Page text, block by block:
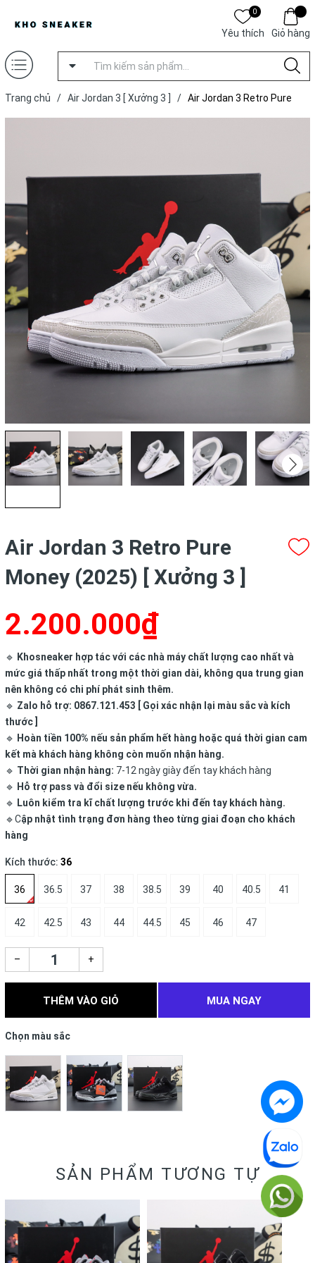
0
Yêu thích Giỏ hàng
Trang chủ / Air Jordan 3 [ Xưởng 3 ] / Air Jordan 3 Retro Pure
Air Jordan 3 Retro Pure
Money (2025) [ Xưởng 3 ]
2.200.000₫
🔹 Khosneaker hợp tác với các nhà máy chất lượng cao nhất và
mức giá thấp nhất trong một thời gian dài, không qua trung gian
nên không có chi phí phát sinh thêm.
🔹 Zalo hỗ trợ: 0867.121.453 [ Gọi xác nhận lại màu sắc và kích
thước ]
🔹 Hoàn tiền 100% nếu sản phẩm hết hàng hoặc quá thời gian cam
kết mà khách hàng không còn muốn nhận hàng.
🔹 Thời gian nhận hàng: 7-12 ngày giày đến tay khách hàng
🔹 Hỗ trợ pass và đổi size nếu không vừa.
🔹 Luôn kiểm tra kĩ chất lượng trước khi đến tay khách hàng.
🔹Cập nhật tình trạng đơn hàng theo từng giai đoạn cho khách
hàng
Kích thước: 36
36 36.5 37 38 38.5 39 40 40.5 41
42 42.5 43 44 44.5 45 46 47
– +
THÊM VÀO GIỎ MUA NGAY
Chọn màu sắc
SẢN PHẨM TƯƠNG TỰ